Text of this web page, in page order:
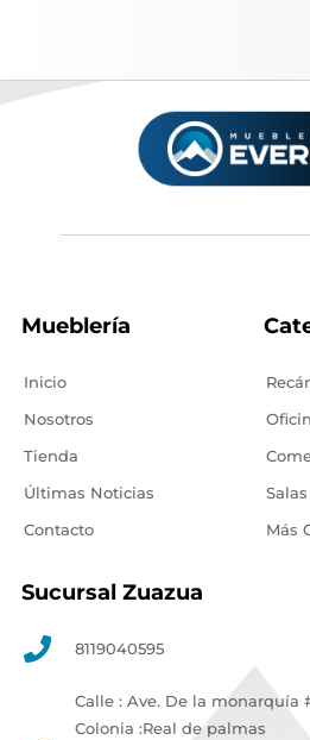
Mueblería
Inicio
Nosotros
Tienda
Últimas Noticias
Contacto
Salas
Más
Sucursal Zuazua
8119040595
Calle : Ave. De la monarquía
Colonia :Real de palmas